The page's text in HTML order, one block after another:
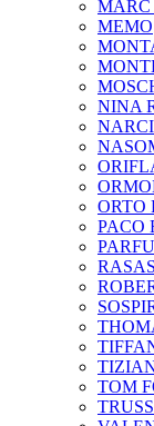
MARC
MEMO
NINA
ORTO
PACO
TOM